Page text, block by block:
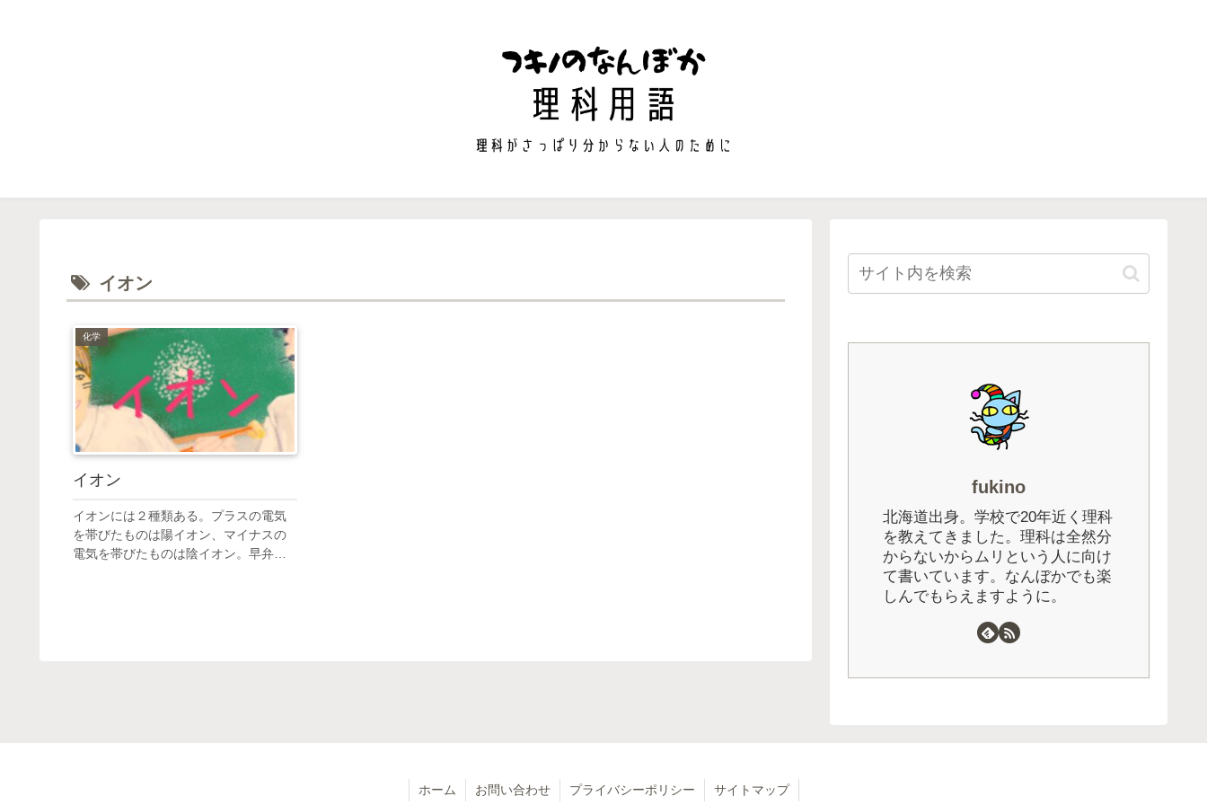
イオン
化学
イオン
イオンには２種類ある。プラスの電気
を帯びたものは陽イオン、マイナスの
電気を帯びたものは陰イオン。早弁し
fukino
北海道出身。学校で20年近く理科
を教えてきました。理科は全然分
からないからムリという人に向け
て書いています。なんぼかでも楽
しんでもらえますように。
ホーム お問い合わせ プライバシーポリシー サイトマップ